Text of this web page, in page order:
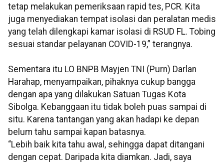
tetap melakukan pemeriksaan rapid tes, PCR. Kita
juga menyediakan tempat isolasi dan peralatan medis
yang telah dilengkapi kamar isolasi di RSUD FL. Tobing
sesuai standar pelayanan COVID-19,” terangnya.
Sementara itu LO BNPB Mayjen TNI (Purn) Darlan
Harahap, menyampaikan, pihaknya cukup bangga
dengan apa yang dilakukan Satuan Tugas Kota
Sibolga. Kebanggaan itu tidak boleh puas sampai di
situ. Karena tantangan yang akan hadapi ke depan
belum tahu sampai kapan batasnya.
“Lebih baik kita tahu awal, sehingga dapat ditangani
dengan cepat. Daripada kita diamkan. Jadi, saya